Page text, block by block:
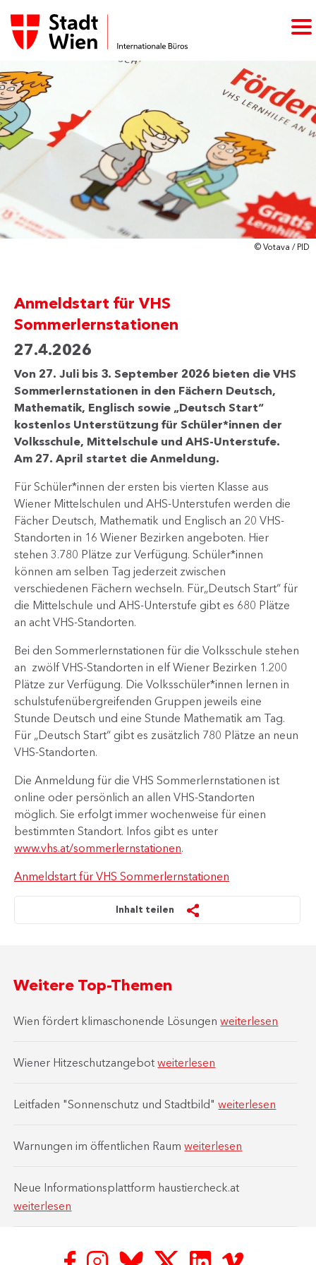
© Votava / PID
Anmeldstart für VHS
Sommerlernstationen
27.4.2026
Von 27. Juli bis 3. September 2026 bieten die VHS
Sommerlernstationen in den Fächern Deutsch,
Mathematik, Englisch sowie „Deutsch Start“
kostenlos Unterstützung für Schüler*innen der
Volksschule, Mittelschule und AHS-Unterstufe.
Am 27. April startet die Anmeldung.
Für Schüler*innen der ersten bis vierten Klasse aus
Wiener Mittelschulen und AHS-Unterstufen werden die
Fächer Deutsch, Mathematik und Englisch an 20 VHS-
Standorten in 16 Wiener Bezirken angeboten. Hier
stehen 3.780 Plätze zur Verfügung. Schüler*innen
können am selben Tag jederzeit zwischen
verschiedenen Fächern wechseln. Für„Deutsch Start“ für
die Mittelschule und AHS-Unterstufe gibt es 680 Plätze
an acht VHS-Standorten.
Bei den Sommerlernstationen für die Volksschule stehen
an zwölf VHS-Standorten in elf Wiener Bezirken 1.200
Plätze zur Verfügung. Die Volksschüler*innen lernen in
schulstufenübergreifenden Gruppen jeweils eine
Stunde Deutsch und eine Stunde Mathematik am Tag.
Für „Deutsch Start“ gibt es zusätzlich 780 Plätze an neun
VHS-Standorten.
Die Anmeldung für die VHS Sommerlernstationen ist
online oder persönlich an allen VHS-Standorten
möglich. Sie erfolgt immer wochenweise für einen
bestimmten Standort. Infos gibt es unter
www.vhs.at/sommerlernstationen.
Anmeldstart für VHS Sommerlernstationen
Inhalt teilen
Weitere Top-Themen
Wien fördert klimaschonende Lösungenweiterlesen
Wiener Hitzeschutzangebotweiterlesen
Leitfaden "Sonnenschutz und Stadtbild"weiterlesen
Warnungen im öffentlichen Raumweiterlesen
Neue Informationsplattform haustiercheck.at
weiterlesen